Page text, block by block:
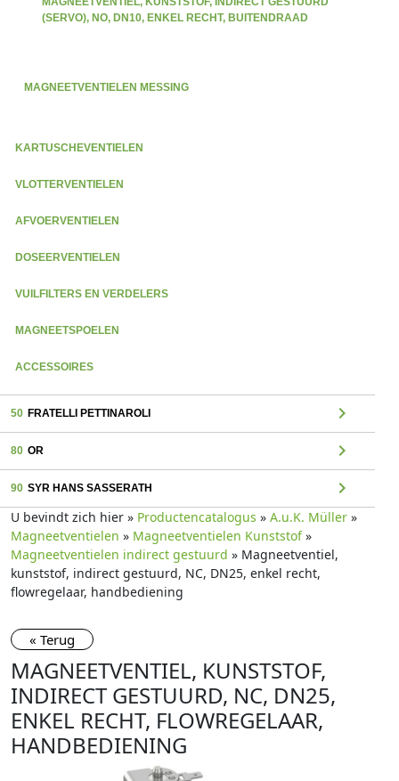
(SERVO), NO, DN10, ENKEL RECHT, BUITENDRAAD
MAGNEETVENTIELEN MESSING
KARTUSCHEVENTIELEN
VLOTTERVENTIELEN
AFVOERVENTIELEN
DOSEERVENTIELEN
VUILFILTERS EN VERDELERS
MAGNEETSPOELEN
ACCESSOIRES
50 FRATELLI PETTINAROLI chevron_right
80 OR chevron_right
90 SYR HANS SASSERATH chevron_right
U bevindt zich hier » Productencatalogus » A.u.K. Müller »
Magneetventielen » Magneetventielen Kunststof»
Magneetventielen indirect gestuurd » Magneetventiel,
kunststof, indirect gestuurd, NC, DN25, enkel recht,
flowregelaar, handbediening
« Terug
MAGNEETVENTIEL, KUNSTSTOF,
INDIRECT GESTUURD, NC, DN25,
ENKEL RECHT, FLOWREGELAAR,
HANDBEDIENING